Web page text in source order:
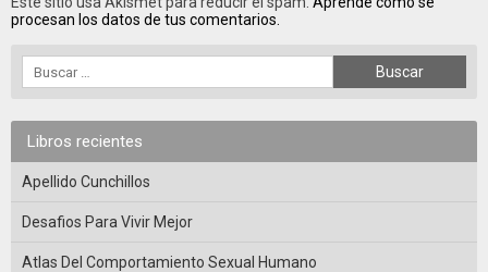
procesan los datos de tus comentarios.
Libros recientes
Apellido Cunchillos
Desafios Para Vivir Mejor
Atlas Del Comportamiento Sexual Humano